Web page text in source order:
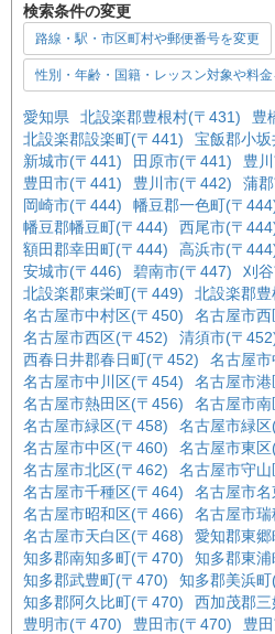
検索条件の変更
路線・駅・市区町村や郵便番号を変更
性別・年齢・国籍・レッスン対象や料金
愛知県 北設楽郡豊根村(〒431)
豊
北設楽郡設楽町(〒441)
宝飯郡小
新城市(〒441)
田原市(〒441) 豊
豊田市(〒441)
豊川市(〒442) 蒲
岡崎市(〒444)
幡豆郡一色町(〒
幡豆郡幡豆町(〒444)
西尾市(〒
額田郡幸田町(〒444)
高浜市(〒
安城市(〒446)
碧南市(〒447)
刈
北設楽郡東栄町(〒449)
北設楽郡
名古屋市中村区(〒450)
名古屋市
名古屋市西区(〒452)
清須市(〒
西春日井郡春日町(〒452)
名古屋
名古屋市中川区(〒454)
名古屋市
名古屋市熱田区(〒456)
名古屋市
名古屋市緑区(〒458)
名古屋市緑
名古屋市中区(〒460)
名古屋市東
名古屋市北区(〒462)
名古屋市守
名古屋市千種区(〒464)
名古屋市
名古屋市昭和区(〒466)
名古屋市
名古屋市天白区(〒468)
愛知郡東
知多郡南知多町(〒470)
知多郡東
知多郡武豊町(〒470)
知多郡美浜
知多郡阿久比町(〒470)
西加茂郡
豊明市(〒470)
豊田市(〒470) 豊